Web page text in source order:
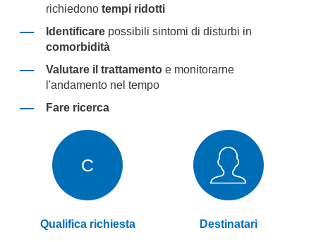
richiedonotempi ridotti
Identificare possibili sintomi di disturbi in
comorbidità
Valutare il trattamentoe monitorarne
l'andamento nel tempo
Fare ricerca
C
Qualifica richiesta Destinatari